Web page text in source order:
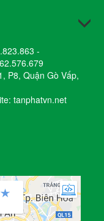
-
P8, Quận Gò Vấp,
tanphatvn.net